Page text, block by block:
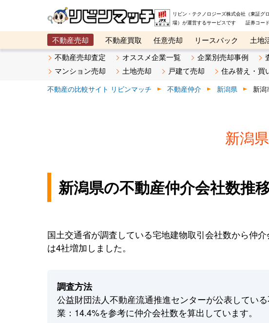
リビン・テクノロジーズ株式会社（東証グ
場）が運営するサービスです 証券コー
不動産売却 不動産買取 任意売却 リースバック 土地
メタ住宅展示場
ベスト不動産カンパニー オンライン講座
不動産売却査定 オススメ企業一覧 企業別売却事例
マンション売却
土地売却 戸建て売却 住み替え・買
不動産の比較サイト リビンマッチ 不動産仲介 新潟県 新潟
新潟
新潟県の不動産仲介会社数推
国土交通省が調査している宅地建物取引会社数から仲
は4社増加しました。
調査方法
公益財団法人不動産流通推進センターが公表してい
業：14.4%を参考に仲介会社数を算出しています。